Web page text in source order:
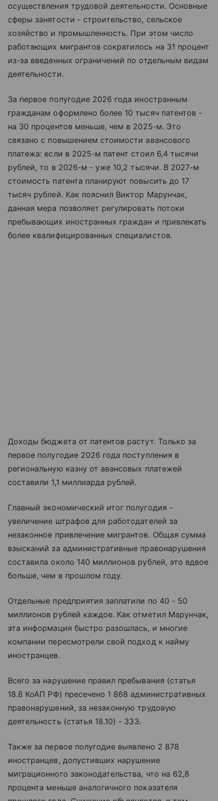
осуществления трудовой деятельности. Основные
сферы занятости - строительство, сельское
хозяйство и промышленность. При этом число
работающих мигрантов сократилось на 31 процент
из-за введенных ограничений по отдельным видам
деятельности.
За первое полугодие 2026 года иностранным
гражданам оформлено более 10 тысяч патентов -
на 30 процентов меньше, чем в 2025-м. Это
связано с повышением стоимости авансового
платежа: если в 2025-м патент стоил 6,4 тысячи
рублей, то в 2026-м - уже 10,2 тысячи. В 2027-м
стоимость патента планируют повысить до 17
тысяч рублей. Как пояснил Виктор Марунчак,
данная мера позволяет регулировать потоки
пребывающих иностранных граждан и привлекать
более квалифицированных специалистов.
Доходы бюджета от патентов растут. Только за
первое полугодие 2026 года поступления в
региональную казну от авансовых платежей
составили 1,1 миллиарда рублей.
Главный экономический итог полугодия -
увеличение штрафов для работодателей за
незаконное привлечение мигрантов. Общая сумма
взысканий за административные правонарушения
составила около 140 миллионов рублей, это вдвое
больше, чем в прошлом году.
Отдельные предприятия заплатили по 40 - 50
миллионов рублей каждое. Как отметил Марунчак,
эта информация быстро разошлась, и многие
компании пересмотрели свой подход к найму
иностранцев.
Всего за нарушение правил пребывания (статья
18.8 КоАП РФ) пресечено 1 868 административных
правонарушений, за незаконную трудовую
деятельность (статья 18.10) - 333.
Также за первое полугодие выявлено 2 878
иностранцев, допустивших нарушение
миграционного законодательства, что на 62,8
процента меньше аналогичного показателя